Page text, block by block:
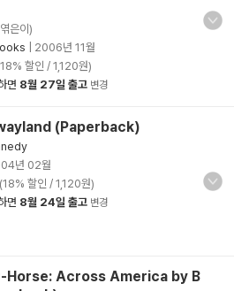
은이)
2006년 11월
할인 / 1,120원)
면 8월 27일 출고 변경
(Paperback)
년 02월
할인 / 1,120원)
면 8월 24일 출고 변경
Horse: Across America by B